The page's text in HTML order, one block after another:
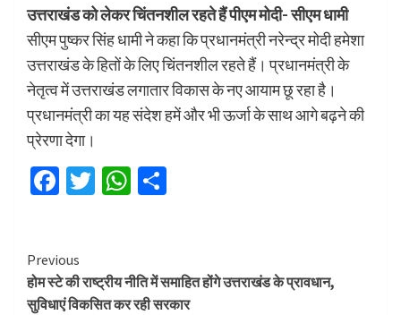
उत्तराखंड को लेकर चिंतनशील रहते हैं पीएम मोदी- सीएम धामी
सीएम पुष्कर सिंह धामी ने कहा कि प्रधानमंत्री नरेन्द्र मोदी हमेशा
उत्तराखंड के हितों के लिए चिंतनशील रहते हैं। प्रधानमंत्री के
नेतृत्व में उत्तराखंड लगातार विकास के नए आयाम छू रहा है।
प्रधानमंत्री का यह संदेश हमें और भी ऊर्जा के साथ आगे बढ़ने की
प्रेरणा देगा।
Facebook
TwitterWhatsApp
Continue
Reading
Previous
होम स्टे की राष्ट्रीय नीति में समाहित होंगे उत्तराखंड के प्रावधान,
सुविधाएं विकसित कर रही सरकार